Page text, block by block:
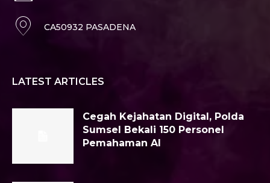
CA50932 PASADENA
LATEST ARTICLES
Cegah Kejahatan Digital, Polda
Sumsel Bekali 150 Personel
Pemahaman AI